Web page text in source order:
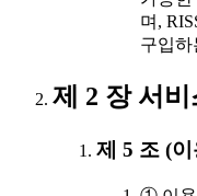
며,
구입하
제 2 장 서
제 5 조 (